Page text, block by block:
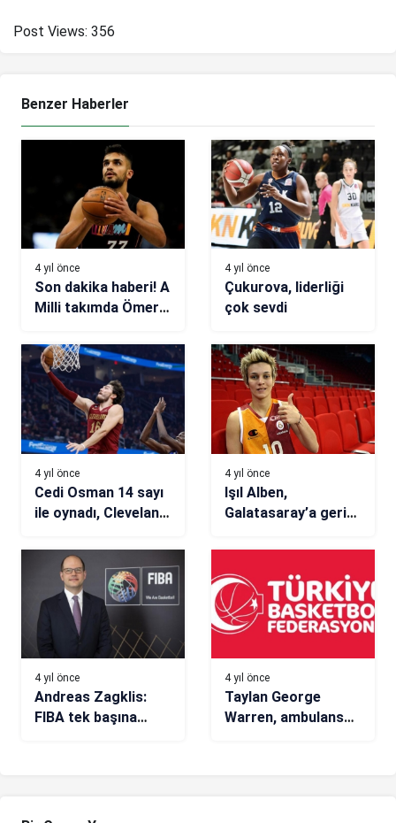
Post Views: 356
Benzer Haberler
4 yıl önce
Son dakika haberi! A
Milli takımda Ömer
depremi
4 yıl önce
Çukurova, liderliği
çok sevdi
4 yıl önce
Cedi Osman 14 sayı
ile oynadı, Cleveland
4 yıl önce
Işıl Alben,
Galatasaray’a geri
4 yıl önce
Andreas Zagklis:
FIBA tek başına
4 yıl önce
Taylan George
Warren, ambulans